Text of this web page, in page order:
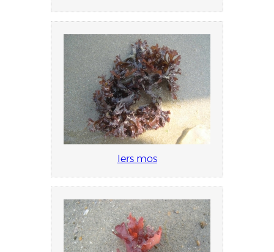
Iers mos